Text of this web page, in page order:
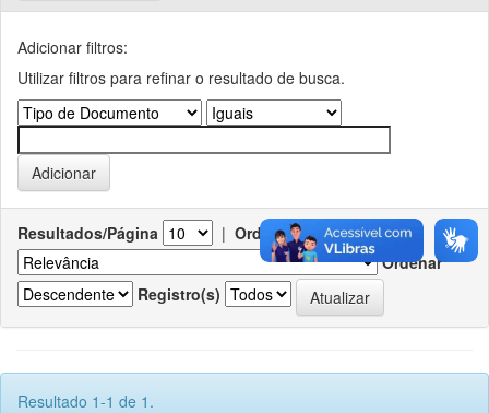
Adicionar filtros:
Utilizar filtros para refinar o resultado de busca.
Resultados/Página | Ordenar registros por
Ordenar
Registro(s)
Resultado 1-1 de 1.